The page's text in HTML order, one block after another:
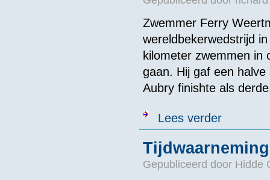
Zwemmer Ferry
wereldbekerwedstrijd
kilometer zwemmen in
gaan. Hij gaf een
Aubry finishte als
Lees verderover Zilver
Gepubliceerd door Hidde